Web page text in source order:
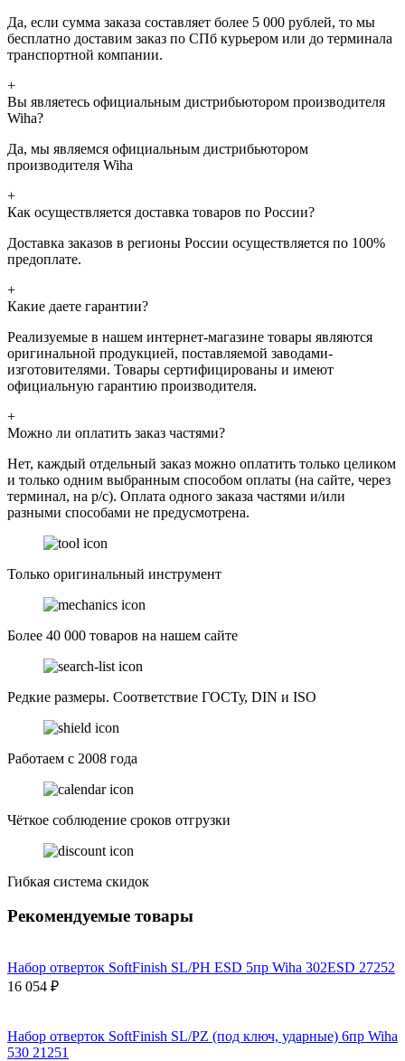
Да, если сумма заказа составляет более 5 000 рублей, то мы
бесплатно доставим заказ по СПб курьером или до терминала
транспортной компании.
+
Вы являетесь официальным дистрибьютором производителя
Wiha?
Да, мы являемся официальным дистрибьютором
производителя Wiha
+
Как осуществляется доставка товаров по России?
Доставка заказов в регионы России осуществляется по 100%
предоплате.
+
Какие даете гарантии?
Реализуемые в нашем интернет-магазине товары являются
оригинальной продукцией, поставляемой заводами-
изготовителями. Товары сертифицированы и имеют
официальную гарантию производителя.
+
Можно ли оплатить заказ частями?
Нет, каждый отдельный заказ можно оплатить только целиком
и только одним выбранным способом оплаты (на сайте, через
терминал, на р/с). Оплата одного заказа частями и/или
разными способами не предусмотрена.
Только оригинальный инструмент
Более 40 000 товаров на нашем сайте
Редкие размеры. Соответствие ГОСТу, DIN и ISO
Работаем с 2008 года
Чёткое соблюдение сроков отгрузки
Гибкая система скидок
Рекомендуемые товары
Набор отверток SoftFinish SL/PH ESD 5пр Wiha 302ESD 27252
16 054 ₽
Набор отверток SoftFinish SL/PZ (под ключ, ударные) 6пр Wiha
530 21251